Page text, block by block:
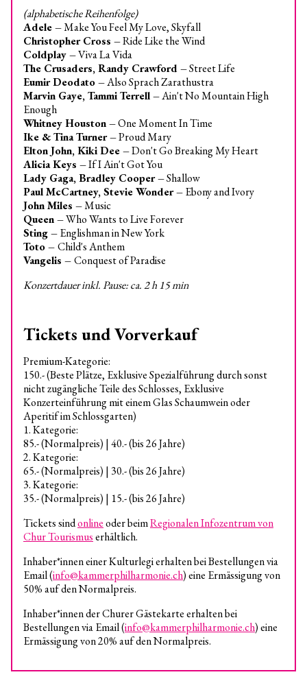
(alphabetische Reihenfolge)
Adele –Make You Feel My Love, Skyfall
Christopher Cross –Ride Like the Wind
Coldplay –Viva La Vida
The Crusaders, Randy Crawford –Street Life
Eumir Deodato –Also Sprach Zarathustra
Marvin Gaye, Tammi Terrell –Ain't No Mountain High
Enough
Whitney Houston –One Moment In Time
Ike & Tina Turner –Proud Mary
Elton John, Kiki Dee –Don't Go Breaking My Heart
Alicia Keys –If I Ain't Got You
Lady Gaga, Bradley Cooper –Shallow
Paul McCartney, Stevie Wonder –Ebony and Ivory
John Miles –Music
Queen –Who Wants to Live Forever
Sting –Englishman in New York
Toto –Child's Anthem
Vangelis –Conquest of Paradise
Konzertdauer inkl. Pause: ca. 2 h 15 min
Tickets und Vorverkauf
Premium-Kategorie:
150.- (Beste Plätze, Exklusive Spezialführung durch sonst
nicht zugängliche Teile des Schlosses, Exklusive
Konzerteinführung mit einem Glas Schaumwein oder
Aperitif im Schlossgarten)
1. Kategorie:
85.- (Normalpreis) | 40.- (bis 26 Jahre)
2. Kategorie:
65.- (Normalpreis) | 30.- (bis 26 Jahre)
3. Kategorie:
35.- (Normalpreis) | 15.- (bis 26 Jahre)
Tickets sindonlineoder beimRegionalen Infozentrum von
Chur Tourismuserhältlich.
Inhaber*innen einer Kulturlegi erhalten bei Bestellungen via
Email (info@kammerphilharmonie.ch) eine Ermässigung von
50% auf den Normalpreis.
Inhaber*innen der Churer Gästekarte erhalten bei
Bestellungen via Email (info@kammerphilharmonie.ch) eine
Ermässigung von 20% auf den Normalpreis.